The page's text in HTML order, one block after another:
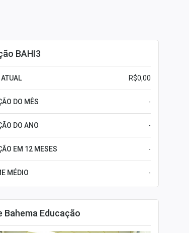
BAHI3
R$0,00
DO MÊS -
DO ANO -
EM 12 MESES -
MÉDIO -
Bahema Educação